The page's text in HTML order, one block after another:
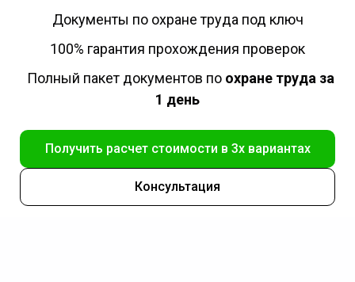
Документы по охране труда под ключ
100% гарантия прохождения проверок
Полный пакет документов по охране труда за
1 день
Получить расчет стоимости в 3х вариантах
Консультация